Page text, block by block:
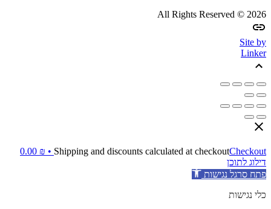
All Rights Reserved © 2026
Site by
Linker
Shipping and discounts calculated at checkoutCheckout •
0.00 ₪
דילוג לתוכן
פתח סרגל נגישות
כלי נגישות